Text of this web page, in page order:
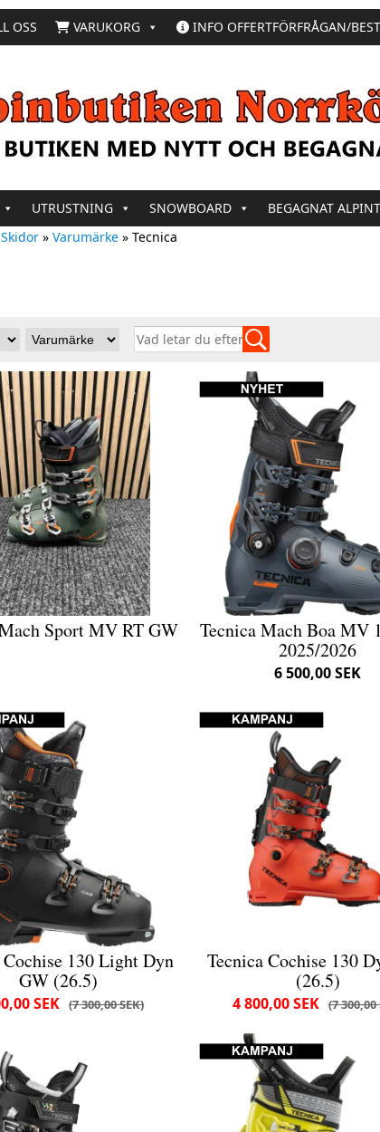
OSS VARUKORG INFO OFFERTFÖRFRÅGAN/
UTRUSTNING SNOWBOARD BEGAGNAT ALPINT
» Varumärke » Tecnica
Sport MV RT GW
Tecnica Mach Boa MV
2025/2026
6 500,00 SEK
Cochise 130 Light Dyn
GW (26.5)
7 300,00 SEK
SEK
Tecnica Cochise 130
(26.5)
7 300,00
4 800,00 SEK